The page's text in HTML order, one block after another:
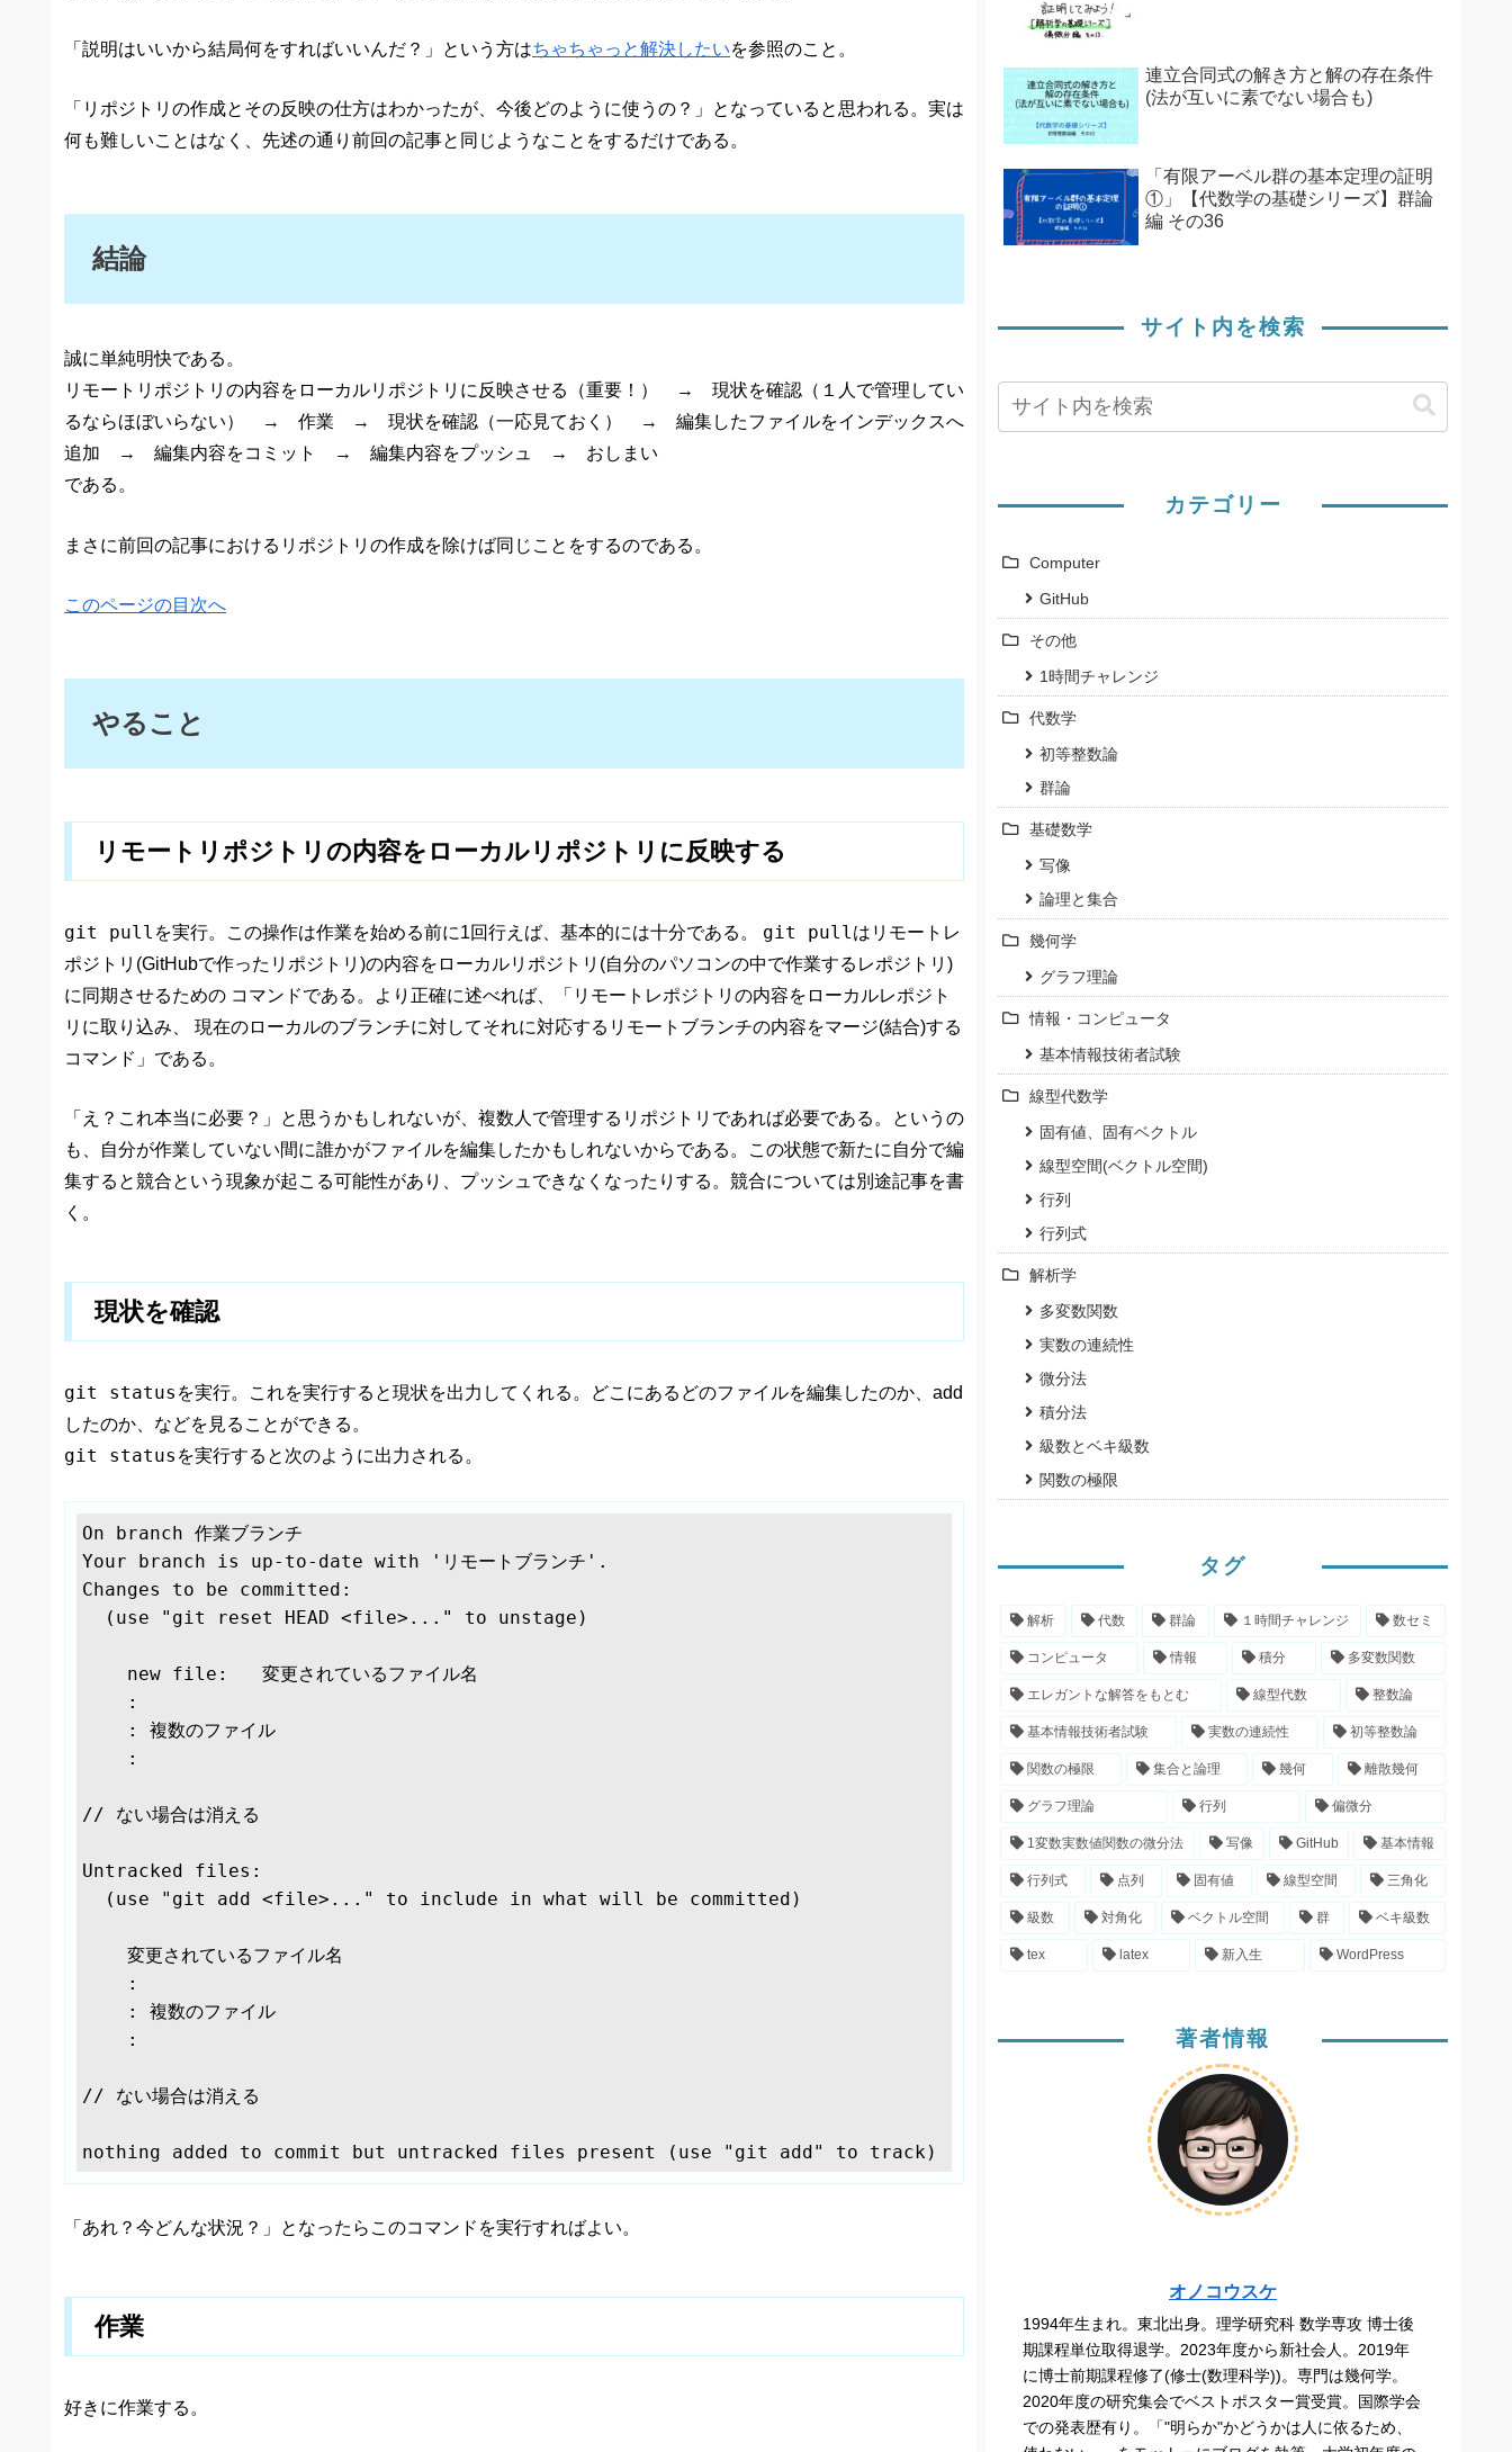
「説明はいいから結局何をすればいいんだ？」という方はちゃちゃっと解決したいを参照のこと。
「リポジトリの作成とその反映の仕方はわかったが、今後どのように使うの？」となっていると思われる。実は
何も難しいことはなく、先述の通り前回の記事と同じようなことをするだけである。
結論
誠に単純明快である。
リモートリポジトリの内容をローカルリポジトリに反映させる（重要！） → 現状を確認（１人で管理してい
るならほぼいらない） → 作業 → 現状を確認（一応見ておく） → 編集したファイルをインデックスへ
追加 → 編集内容をコミット → 編集内容をプッシュ → おしまい
である。
まさに前回の記事におけるリポジトリの作成を除けば同じことをするのである。
このページの目次へ
やること
リモートリポジトリの内容をローカルリポジトリに反映する
git pull を実行。この操作は作業を始める前に1回行えば、基本的には十分である。 git pullはリモートレ
ポジトリ(GitHubで作ったリポジトリ)の内容をローカルリポジトリ(自分のパソコンの中で作業するレポジトリ)
に同期させるための コマンドである。より正確に述べれば、「リモートレポジトリの内容をローカルレポジト
リに取り込み、 現在のローカルのブランチに対してそれに対応するリモートブランチの内容をマージ(結合)する
コマンド」である。
「え？これ本当に必要？」と思うかもしれないが、複数人で管理するリポジトリであれば必要である。というの
も、自分が作業していない間に誰かがファイルを編集したかもしれないからである。この状態で新たに自分で編
集すると競合という現象が起こる可能性があり、プッシュできなくなったりする。競合については別途記事を書
く。
現状を確認
git status を実行。これを実行すると現状を出力してくれる。どこにあるどのファイルを編集したのか、add
したのか、などを見ることができる。
git status を実行すると次のように出力される。
On branch 作業ブランチ
Your branch is up-to-date with 'リモートブランチ'.
Changes to be committed:
// ない場合は消える
Untracked files:
// ない場合は消える
nothing added to commit but untracked files present (use "git add" to track)
「あれ？今どんな状況？」となったらこのコマンドを実行すればよい。
作業
好きに作業する。
連立合同式の解き方と解の存在条件
(法が互いに素でない場合も)
「有限アーベル群の基本定理の証明
①」【代数学の基礎シリーズ】群論
編 その36
サイト内を検索
カテゴリー
Computer
GitHub
その他
1時間チャレンジ
代数学
初等整数論
群論
基礎数学
写像
論理と集合
幾何学
グラフ理論
情報・コンピュータ
基本情報技術者試験
線型代数学
固有値、固有ベクトル
線型空間(ベクトル空間)
行列
行列式
解析学
多変数関数
実数の連続性
微分法
積分法
級数とベキ級数
関数の極限
タグ
解析 代数 群論 １時間チャレンジ 数セミ
コンピュータ 情報 積分 多変数関数
エレガントな解答をもとむ 線型代数 整数論
基本情報技術者試験 実数の連続性 初等整数論
関数の極限 集合と論理 幾何 離散幾何
グラフ理論 行列 偏微分
1変数実数値関数の微分法 写像 GitHub 基本情報
行列式 点列 固有値 線型空間 三角化
級数 対角化 ベクトル空間 群 ベキ級数
tex latex 新入生 WordPress
著者情報
オノコウスケ
1994年生まれ。東北出身。理学研究科 数学専攻 博士後
期課程単位取得退学。2023年度から新社会人。2019年
に博士前期課程修了(修士(数理科学))。専門は幾何学。
2020年度の研究集会でベストポスター賞受賞。国際学会
での発表歴有り。「"明らか"かどうかは人に依るため、